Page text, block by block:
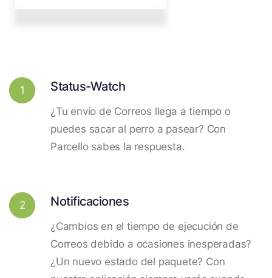
1 Status-Watch
¿Tu envío de Correos llega a tiempo o
puedes sacar al perro a pasear? Con
Parcello sabes la respuesta.
2 Notificaciones
¿Cambios en el tiempo de ejecución de
Correos debido a ocasiones inesperadas?
¿Un nuevo estado del paquete? Con